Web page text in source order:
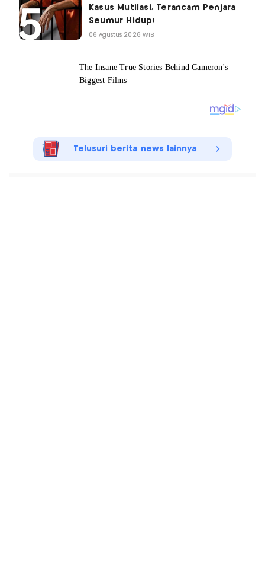
Kasus Mutilasi, Terancam Penjara
Seumur Hidup!
06 Agustus 2026 WIB
Telusuri berita news lainnya